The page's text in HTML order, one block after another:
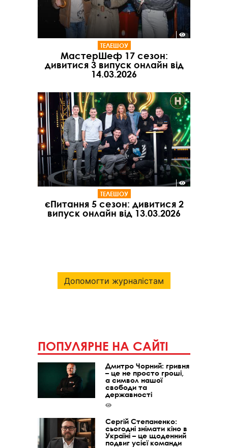
ТЕЛЕШОУ
МастерШеф 17 сезон:
дивитися 3 випуск онлайн від
14.03.2026
ТЕЛЕШОУ
єПитання 5 сезон: дивитися 2
випуск онлайн від 13.03.2026
Допомогти журналістам
ПОПУЛЯРНЕ НА САЙТІ
Дмитро Чорний: гривня
– це не просто гроші,
а символ нашої
свободи та
державності
Сергій Степаненко:
сьогодні знімати кіно в
Україні – це щоденний
подвиг усієї команди